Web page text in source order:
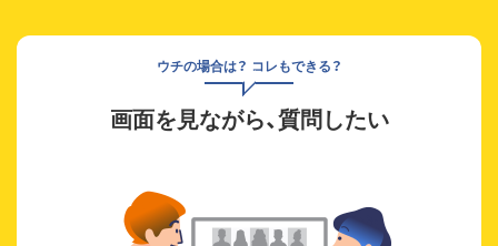
ウチの場合は？ コレもできる？
画面を見ながら、質問したい